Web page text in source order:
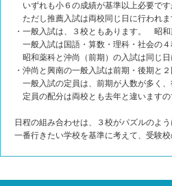
いずれも小６の成績が基準以上必要で
ただし推薦入試は両校同じ日に行われま
・一般入試は、３校ともあります。 昭和
一般入試は国語・算数・理科・社会の４
昭和薬科と沖尚（前期）の入試は同じ日
・沖尚と興南の一般入試は前期・後期と
一般入試の定員は、前期が人数が多く、
定員の配分は両校とも去年と違いますの
日程の組み合わせは、３校がパズルのよう
一番行きたい学校を基準に考えて、受験校